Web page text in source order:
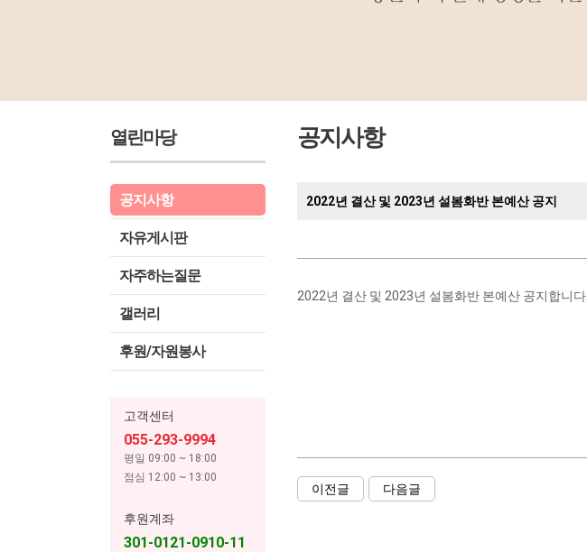
열린마당
공지사항
자유게시판
자주하는질문
갤러리
후원/자원봉사
고객센터
055-293-9994
평일 09:00 ~ 18:00
점심 12:00 ~ 13:00
후원계좌
301-0121-0910-11
공지사항
2022년 결산 및 2023년 설봄화반 본예산 공지
2022년 결산 및 2023년 설봄화반 본예산 공지합니다.
이전글 다음글